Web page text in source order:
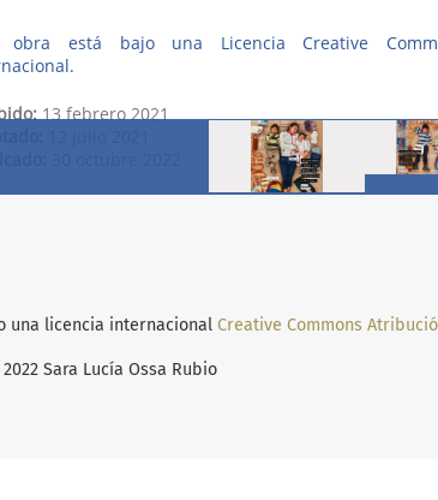
una licencia internacional Creative Commons
Sara Lucía Ossa Rubio